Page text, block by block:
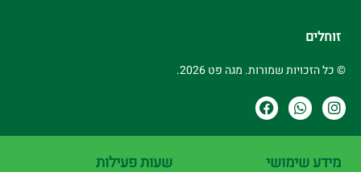
זוחלים
© כל הזכויות שמורות. מגה פט 2026.
מידע שימושי שעות פעילות